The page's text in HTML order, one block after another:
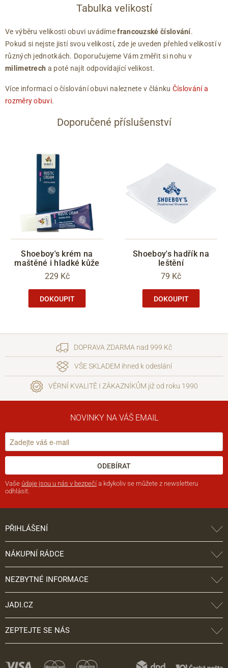
Tabulka velikostí
Ve výběru velikosti obuvi uvádímefrancouzské číslování.
Pokud si nejste jistí svou velikostí, zde je uveden přehled velikostí v
různých jednotkách. Doporučujeme Vám změřit si nohu v
milimetrech a poté najít odpovídající velikost.
Více informací o číslování obuvi naleznete v článku Číslování a
rozměry obuvi.
Doporučené příslušenství
Shoeboy's krém na
maštěné i hladké kůže
229 Kč
DOKOUPIT
Shoeboy's hadřík na
leštění
79 Kč
DOKOUPIT
DOPRAVA ZDARMA nad 999 Kč
VŠE SKLADEM ihned k odeslání
VĚRNÍ KVALITĚ I ZÁKAZNÍKŮM již od roku 1990
NOVINKY NA VÁŠ EMAIL
ODEBÍRAT
Vaše údaje jsou u nás v bezpečí a kdykoliv se můžete z newsletteru
odhlásit.
PŘIHLÁŠENÍ
NÁKUPNÍ RÁDCE
NEZBYTNÉ INFORMACE
JADI.CZ
ZEPTEJTE SE NÁS